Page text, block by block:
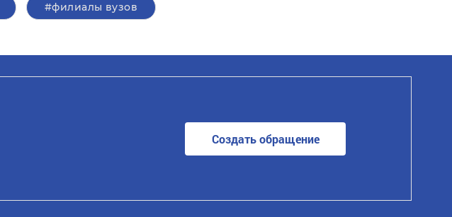
#филиалы вузов
Создать обращение